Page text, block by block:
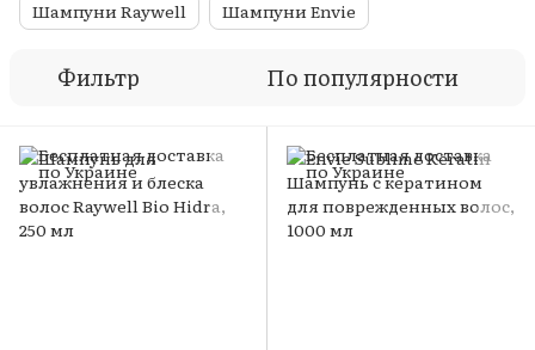
Шампуни Raywell
Шампуни Envie
Фильтр По популярности